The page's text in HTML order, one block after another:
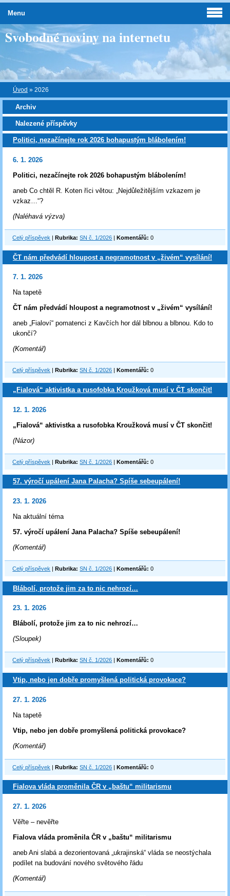
Svobodné noviny na internetu
Úvod » 2026
Archiv
Nalezené příspěvky
Politici, nezačínejte rok 2026 bohapustým blábolením!
6. 1. 2026
Politici, nezačínejte rok 2026 bohapustým blábolením!
aneb Co chtěl R. Koten říci větou: „Nejdůležitějším vzkazem je
vzkaz…“?
(Naléhavá výzva)
Celý příspěvek |Rubrika: SN č. 1/2026 |Komentářů: 0
ČT nám předvádí hloupost a negramotnost v „živém“ vysílání!
7. 1. 2026
Na tapetě
ČT nám předvádí hloupost a negramotnost v „živém“ vysílání!
aneb „Fialoví“ pomatenci z Kavčích hor dál blbnou a blbnou. Kdo to
ukončí?
(Komentář)
Celý příspěvek Rubrika: SN č. 1/2026 Komentářů: 0
„Fialová“ aktivistka a rusofobka Kroužková musí v ČT skončit!
12. 1. 2026
„Fialová“ aktivistka a rusofobka Kroužková musí v ČT skončit!
(Názor)
Celý příspěvek |Rubrika: SN č. 1/2026 |Komentářů: 0
57. výročí upálení Jana Palacha? Spíše sebeupálení!
23. 1. 2026
Na aktuální téma
57. výročí upálení Jana Palacha? Spíše sebeupálení!
(Komentář)
Celý příspěvek |Rubrika: SN č. 1/2026 |Komentářů: 0
Blábolí, protože jim za to nic nehrozí…
23. 1. 2026
Blábolí, protože jim za to nic nehrozí…
(Sloupek)
Celý příspěvek Rubrika: SN č. 1/2026 Komentářů: 0
Vtip, nebo jen dobře promyšlená politická provokace?
27. 1. 2026
Na tapetě
Vtip, nebo jen dobře promyšlená politická provokace?
(Komentář)
Celý příspěvek |Rubrika: SN č. 1/2026 |Komentářů: 0
Fialova vláda proměnila ČR v „baštu“ militarismu
27. 1. 2026
Věřte – nevěřte
Fialova vláda proměnila ČR v „baštu“ militarismu
aneb Ani slabá a dezorientovaná „ukrajinská“ vláda se neostýchala
podílet na budování nového světového řádu
(Komentář)
Menu